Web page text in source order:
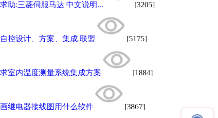
求助:三菱伺服马达 中文说明... [3205]
自控设计、方案、集成 联盟 [5175]
求室内温度测量系统集成方案 [1884]
画继电器接线图用什么软件 [3867]